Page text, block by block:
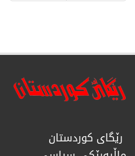
رێگای كوردستان